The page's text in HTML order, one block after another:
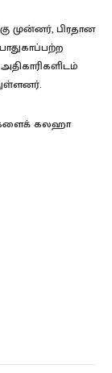
முன்னர், பிரதான
கலஹா